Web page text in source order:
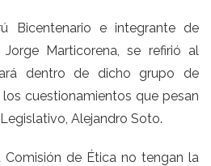
Bicentenario e integrante de
Jorge Marticorena , se refirió al
dentro de dicho grupo de
los cuestionamientos que pesan
Alejandro Soto.
de Ética no tengan la